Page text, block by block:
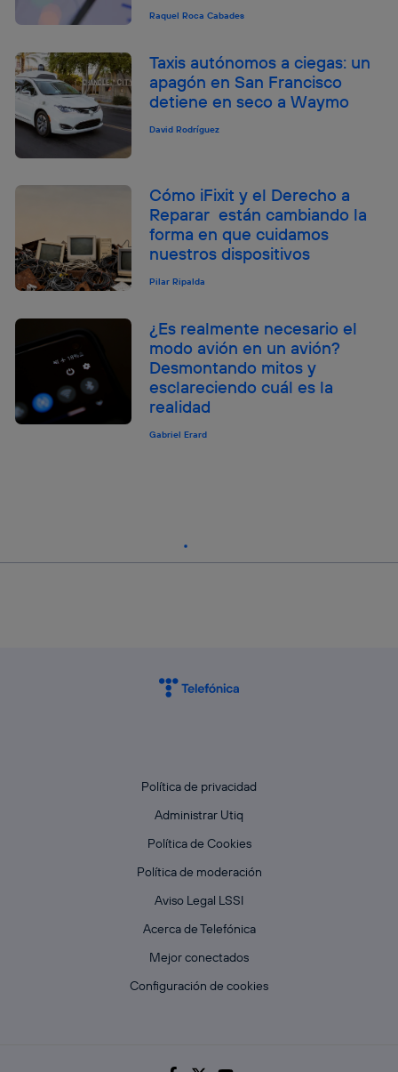
Raquel Roca Cabades
Taxis autónomos a ciegas: un
apagón en San Francisco
detiene en seco a Waymo
David Rodríguez
Cómo iFixit y el Derecho a
Reparar están cambiando la
forma en que cuidamos
nuestros dispositivos
Pilar Ripalda
¿Es realmente necesario el
modo avión en un avión?
Desmontando mitos y
esclareciendo cuál es la
realidad
Gabriel Erard
Política de privacidad
Administrar Utiq
Política de Cookies
Política de moderación
Aviso Legal LSSI
Acerca de Telefónica
Mejor conectados
Configuración de cookies